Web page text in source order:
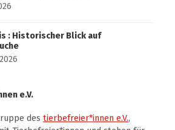
: Historischer Blick auf
e.V.
des tierbefreier*innen e.V.,